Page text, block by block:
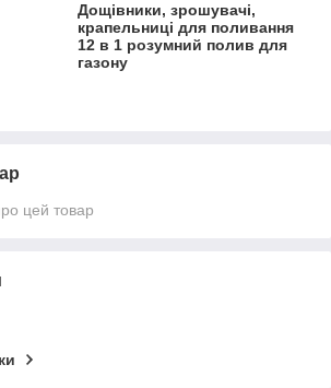
Дощівники, зрошувачі,
крапельниці для поливання
12 в 1 розумний полив для
газону
цей товар